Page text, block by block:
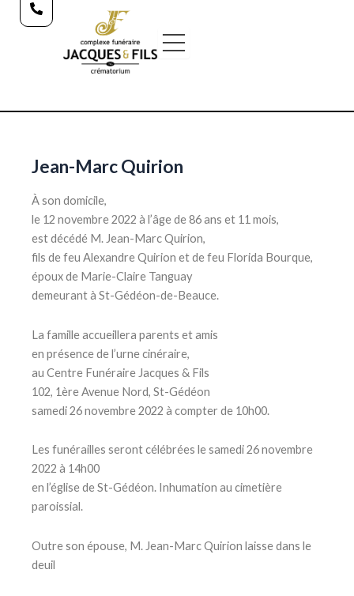
Jean-Marc Quirion
À son domicile,
le 12 novembre 2022 à l’âge de 86 ans et 11 mois,
est décédé M. Jean-Marc Quirion,
fils de feu Alexandre Quirion et de feu Florida Bourque,
époux de Marie-Claire Tanguay
demeurant à St-Gédéon-de-Beauce.
La famille accueillera parents et amis
en présence de l’urne cinéraire,
au Centre Funéraire Jacques & Fils
102, 1ère Avenue Nord, St-Gédéon
samedi 26 novembre 2022 à compter de 10h00.
Les funérailles seront célébrées le samedi 26 novembre
2022 à 14h00
en l’église de St-Gédéon. Inhumation au cimetière
paroissial.
Outre son épouse, M. Jean-Marc Quirion laisse dans le
deuil